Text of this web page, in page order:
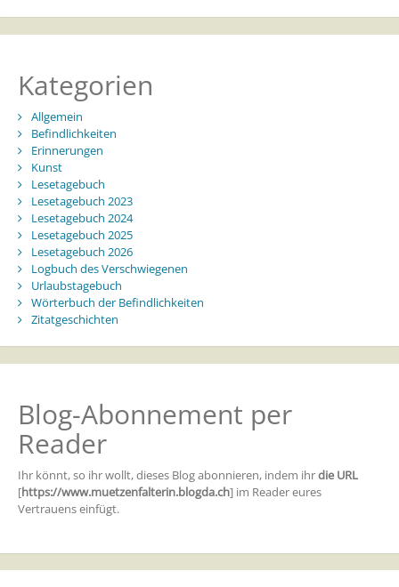
Kategorien
Allgemein
Befindlichkeiten
Erinnerungen
Kunst
Lesetagebuch
Lesetagebuch 2023
Lesetagebuch 2024
Lesetagebuch 2025
Lesetagebuch 2026
Logbuch des Verschwiegenen
Urlaubstagebuch
Wörterbuch der Befindlichkeiten
Zitatgeschichten
Blog-Abonnement per
Reader
Ihr könnt, so ihr wollt, dieses Blog abonnieren, indem ihrdie URL
[https://www.muetzenfalterin.blogda.ch] im Reader eures
Vertrauens einfügt.